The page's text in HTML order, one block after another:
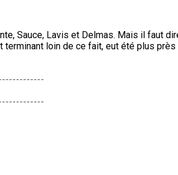
Sauce, Lavis et Delmas. Mais il faut
terminant loin de ce fait, eut été plus près